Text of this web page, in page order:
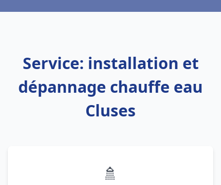
Service: installation et
dépannage chauffe eau
Cluses
🚿